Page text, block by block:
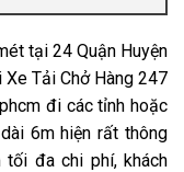
tại 24 Quận Huyện
Tải Chở Hàng 247
đi các tỉnh hoặc
6m hiện rất thông
đa chi phí, khách